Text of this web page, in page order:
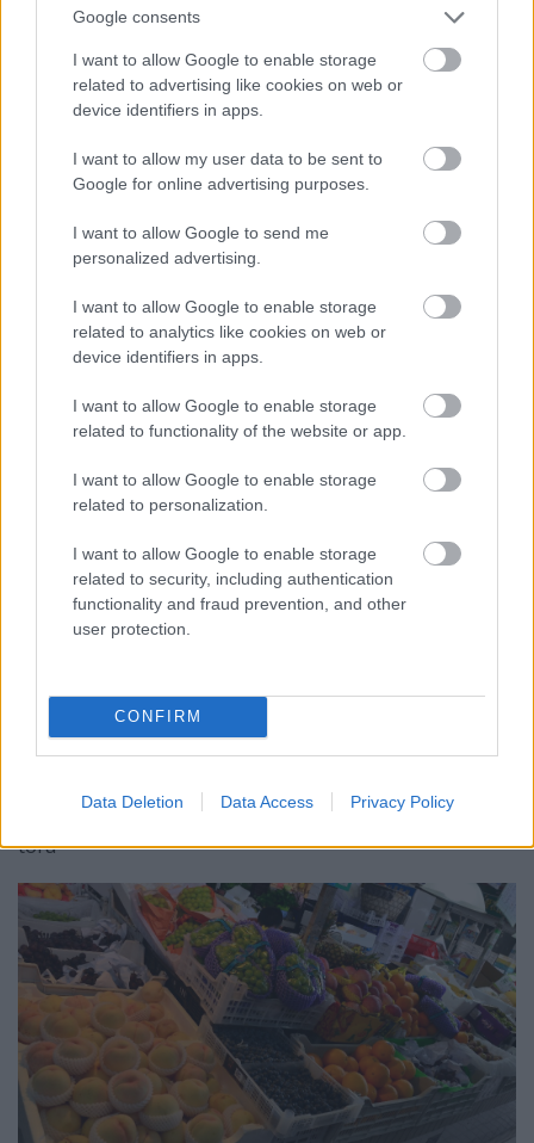
Google consents
I want to allow Google to enable storage
related to advertising like cookies on web or
device identifiers in apps.
I want to allow my user data to be sent to
Google for online advertising purposes.
I want to allow Google to send me
personalized advertising.
I want to allow Google to enable storage
related to analytics like cookies on web or
device identifiers in apps.
I want to allow Google to enable storage
related to functionality of the website or app.
I want to allow Google to enable storage
related to personalization.
I want to allow Google to enable storage
related to security, including authentication
functionality and fraud prevention, and other
user protection.
CONFIRM
Data Deletion Data Access Privacy Policy
Friss tésztákat is kimérve lehet venni
tofu